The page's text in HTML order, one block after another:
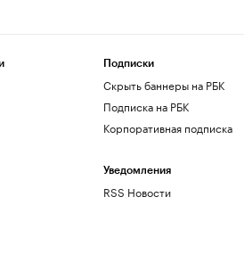
Подписки
Скрыть баннеры на РБК
Подписка на РБК
Корпоративная подписка
Уведомления
RSS Новости